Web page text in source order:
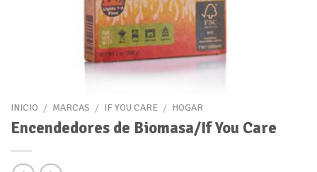
INICIO / MARCAS / IF YOU CARE / HOGAR
Encendedores de Biomasa/If You Care